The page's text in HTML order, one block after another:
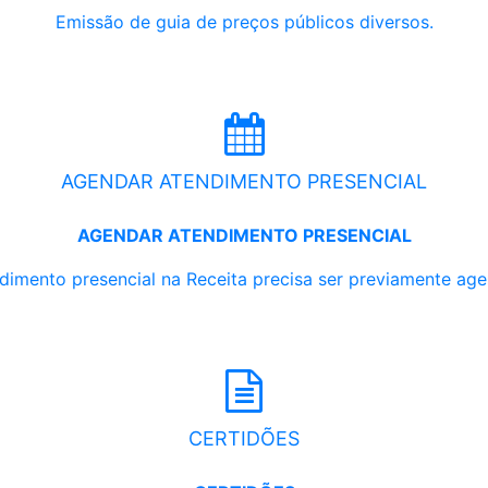
Emissão de guia de preços públicos diversos.
AGENDAR ATENDIMENTO PRESENCIAL
AGENDAR ATENDIMENTO PRESENCIAL
presencial na Receita precisa ser previamente
CERTIDÕES